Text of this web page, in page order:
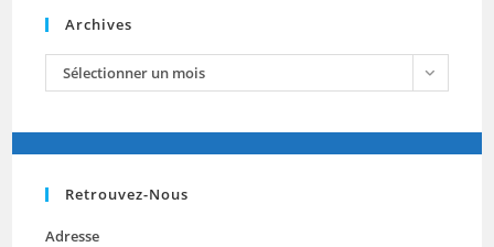
Archives
archives
Sélectionner un mois
Retrouvez-Nous
Adresse